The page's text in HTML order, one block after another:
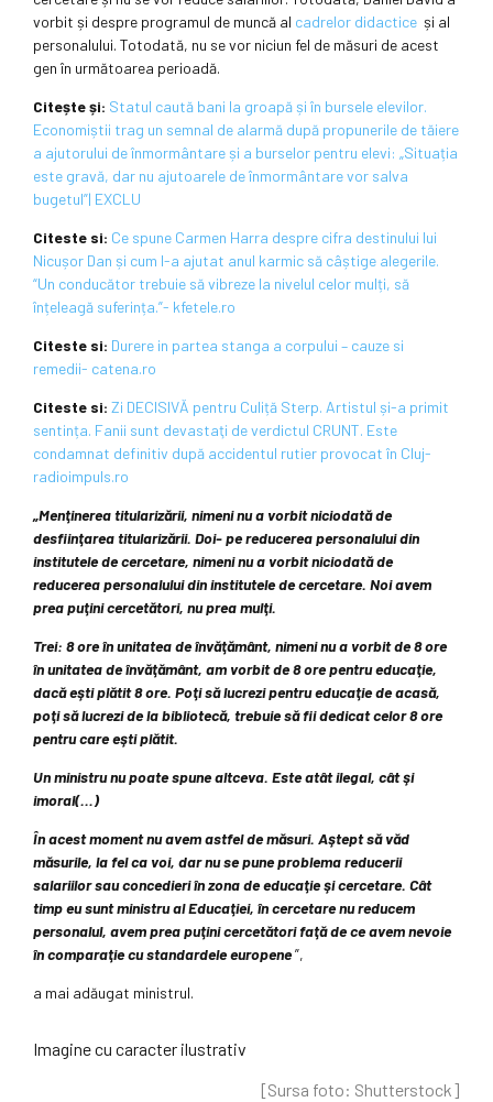
vorbit și despre programul de muncă al cadrelor didactice și al
personalului. Totodată, nu se vor niciun fel de măsuri de acest
gen în următoarea perioadă.
Citește și: Statul caută bani la groapă și în bursele elevilor.
Economiștii trag un semnal de alarmă după propunerile de tăiere
a ajutorului de înmormântare și a burselor pentru elevi: „Situația
este gravă, dar nu ajutoarele de înmormântare vor salva
bugetul”| EXCLU
Citeste si: Ce spune Carmen Harra despre cifra destinului lui
Nicușor Dan și cum l-a ajutat anul karmic să câștige alegerile.
“Un conducător trebuie să vibreze la nivelul celor mulți, să
înțeleagă suferința.”- kfetele.ro
Citeste si: Durere in partea stanga a corpului – cauze si
remedii- catena.ro
Citeste si: Zi DECISIVĂ pentru Culiță Sterp. Artistul și-a primit
sentința. Fanii sunt devastaţi de verdictul CRUNT. Este
condamnat definitiv după accidentul rutier provocat în Cluj-
radioimpuls.ro
„Menţinerea titularizării, nimeni nu a vorbit niciodată de
desfiinţarea titularizării. Doi- pe reducerea personalului din
institutele de cercetare, nimeni nu a vorbit niciodată de
reducerea personalului din institutele de cercetare. Noi avem
prea puţini cercetători, nu prea mulţi.
Trei: 8 ore în unitatea de învăţământ, nimeni nu a vorbit de 8 ore
în unitatea de învăţământ, am vorbit de 8 ore pentru educaţie,
dacă eşti plătit 8 ore. Poţi să lucrezi pentru educaţie de acasă,
poţi să lucrezi de la bibliotecă, trebuie să fii dedicat celor 8 ore
pentru care eşti plătit.
Un ministru nu poate spune altceva. Este atât ilegal, cât şi
imoral(…)
În acest moment nu avem astfel de măsuri. Aştept să văd
măsurile, la fel ca voi, dar nu se pune problema reducerii
salariilor sau concedieri în zona de educaţie şi cercetare. Cât
timp eu sunt ministru al Educaţiei, în cercetare nu reducem
personalul, avem prea puţini cercetători faţă de ce avem nevoie
în comparaţie cu standardele europene”,
a mai adăugat ministrul.
Imagine cu caracter ilustrativ
[Sursa foto: Shutterstock]